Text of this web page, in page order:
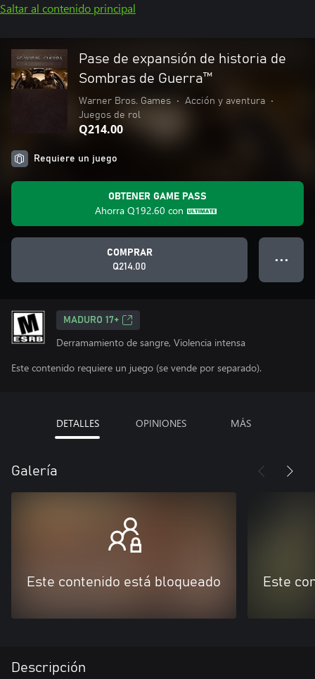
Saltar al contenido principal
Pase de expansión de historia de
Sombras de Guerra™
Warner Bros. Games • Acción y aventura
•
Juegos de rol
Q214.00
Requiere un juego
OBTENER GAME PASS
Ahorra Q192.60 con
COMPRAR
Q214.00
● ● ●
MADURO 17+
Derramamiento de sangre, Violencia intensa
Este contenido requiere un juego (se vende por separado).
DETALLES OPINIONES MÁS
Galería
Este contenido está bloqueado Este
Descripción